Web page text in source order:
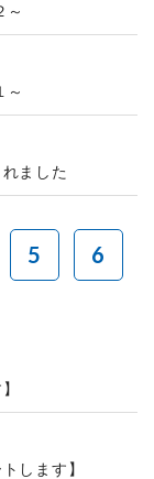
～
～
ました
5
6
します】